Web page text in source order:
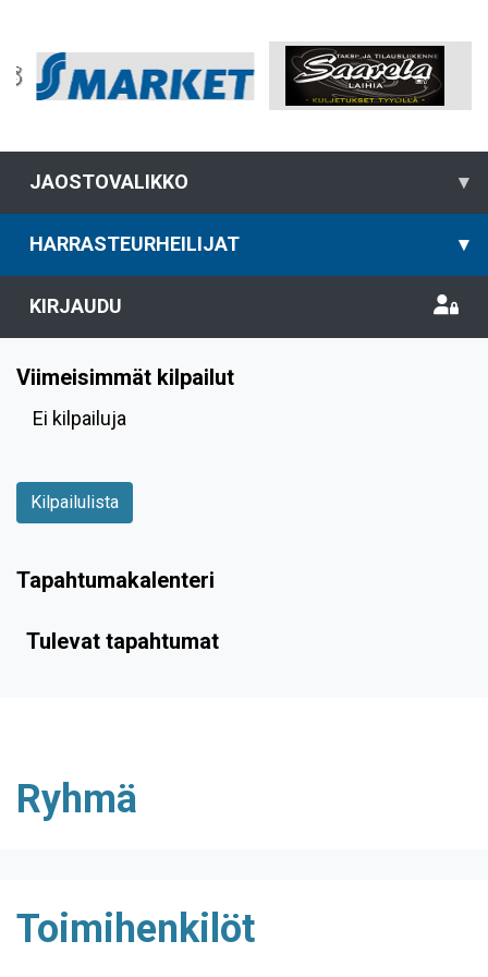
JAOSTOVALIKKO ▾
HARRASTEURHEILIJAT ▾
KIRJAUDU
Viimeisimmät kilpailut
Ei kilpailuja
Kilpailulista
Tapahtumakalenteri
Tulevat tapahtumat
Ryhmä
Toimihenkilöt